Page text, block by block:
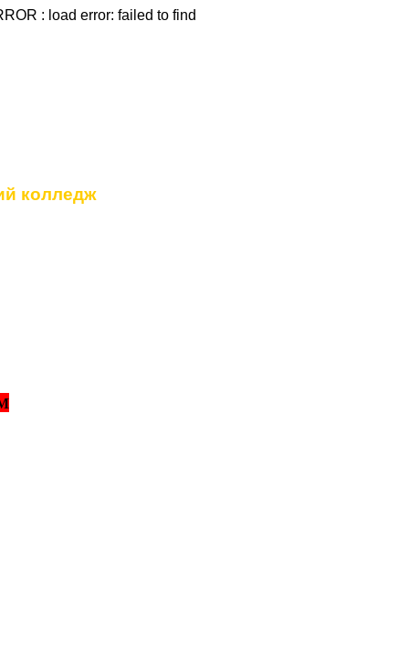
: load error: failed to find
колледж